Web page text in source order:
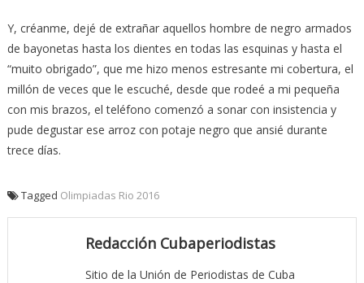
Y, créanme, dejé de extrañar aquellos hombre de negro armados
de bayonetas hasta los dientes en todas las esquinas y hasta el
“muito obrigado”, que me hizo menos estresante mi cobertura, el
millón de veces que le escuché, desde que rodeé a mi pequeña
con mis brazos, el teléfono comenzó a sonar con insistencia y
pude degustar ese arroz con potaje negro que ansié durante
trece días.
Tagged Olimpiadas Rio 2016
Redacción Cubaperiodistas
Sitio de la Unión de Periodistas de Cuba